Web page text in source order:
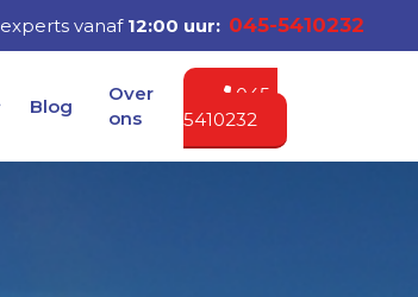
vanaf 12:00 uur: 045-5410232
Blog
Over
ons
045-
5410232